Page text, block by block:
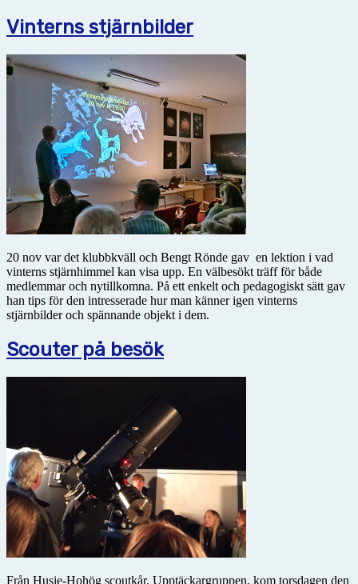
Vinterns stjärnbilder
20 nov var det klubbkväll och Bengt Rönde gav en lektion i vad
vinterns stjärnhimmel kan visa upp. En välbesökt träff för både
medlemmar och nytillkomna. På ett enkelt och pedagogiskt sätt gav
han tips för den intresserade hur man känner igen vinterns
stjärnbilder och spännande objekt i dem.
Scouter på besök
Från Husie-Hohög scoutkår, Upptäckargruppen, kom torsdagen den